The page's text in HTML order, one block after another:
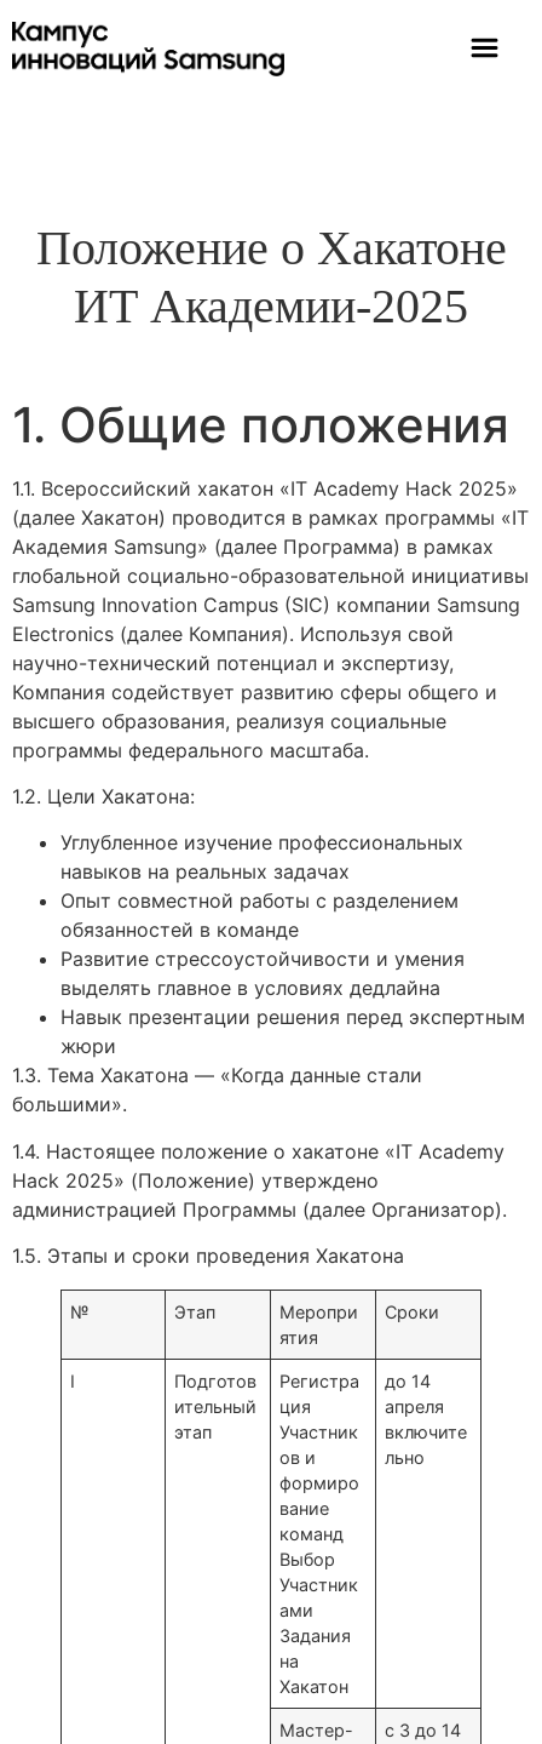
Положение о Хакатоне
ИТ Академии-2025
1. Общие положения
1.1. Всероссийский хакатон «IT Academy Hack 2025»
(далее Хакатон) проводится в рамках программы «IT
Академия Samsung» (далее Программа) в рамках
глобальной социально-образовательной инициативы
Samsung Innovation Campus (SIC) компании Samsung
Electronics (далее Компания). Используя свой
научно-технический потенциал и экспертизу,
Компания содействует развитию сферы общего и
высшего образования, реализуя социальные
программы федерального масштаба.
1.2. Цели Хакатона:
Углубленное изучение профессиональных
навыков на реальных задачах
Опыт совместной работы с разделением
обязанностей в команде
Развитие стрессоустойчивости и умения
выделять главное в условиях дедлайна
Навык презентации решения перед экспертным
жюри
1.3. Тема Хакатона — «Когда данные стали
большими».
1.4. Настоящее положение о хакатоне «IT Academy
Hack 2025» (Положение) утверждено
администрацией Программы (далее Организатор).
1.5. Этапы и сроки проведения Хакатона
№ Этап
Меропри
ятия
Сроки
I
Подготов
ительный
этап
Регистра
ция
Участник
ов и
формиро
вание
команд
Выбор
Участник
ами
Задания
на
Хакатон
до 14
апреля
включите
льно
Мастер-
с 3 до 14